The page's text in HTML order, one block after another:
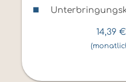
14,39 €